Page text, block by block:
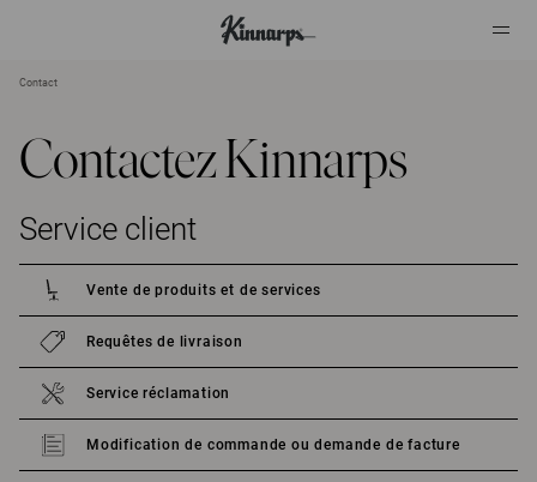
Contact
Contactez Kinnarps
Service client
Vente de produits et de services
Requêtes de livraison
Service réclamation
Modification de commande ou demande de facture